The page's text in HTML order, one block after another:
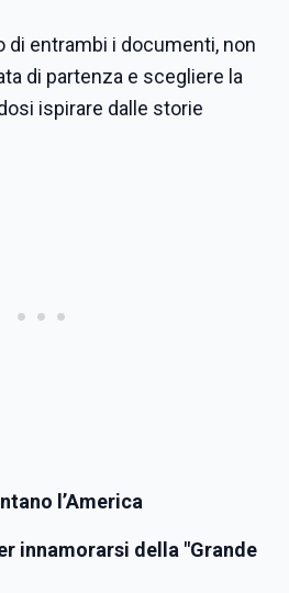
di entrambi i documenti, non
di partenza e scegliere la
ispirare dalle storie
l’America
innamorarsi della "Grande